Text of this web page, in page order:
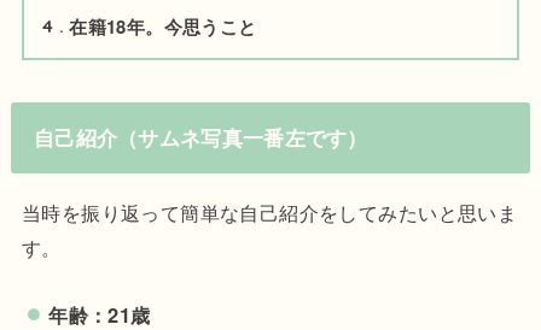
4 在籍18年。今思うこと
自己紹介（サムネ写真一番左です）
当時を振り返って簡単な自己紹介をしてみたいと思いま
す。
年齢：21歳